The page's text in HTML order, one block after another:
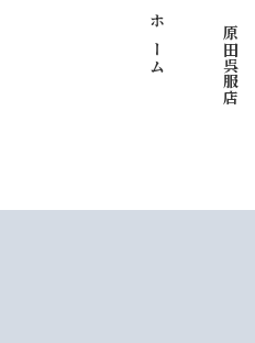
ホーム 原田呉服店